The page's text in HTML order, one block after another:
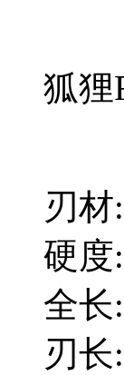
狐狸
刃材
硬度
全长
刃长